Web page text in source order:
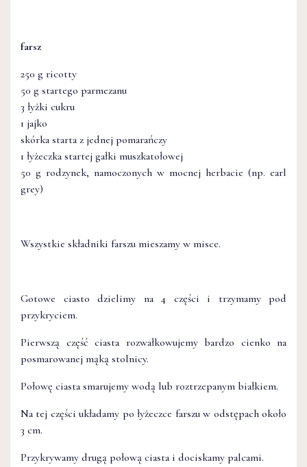
farsz
250 g ricotty
50 g startego parmezanu
3 łyżki cukru
1 jajko
skórka starta z jednej pomarańczy
1 łyżeczka startej gałki muszkatołowej
50 g rodzynek, namoczonych w mocnej herbacie (np. earl
grey)
Wszystkie składniki farszu mieszamy w misce.
Gotowe ciasto dzielimy na 4 części i trzymamy pod
przykryciem.
Pierwszą część ciasta rozwałkowujemy bardzo cienko na
posmarowanej mąką stolnicy.
Połowę ciasta smarujemy wodą lub roztrzepanym białkiem.
Na tej części układamy po łyżeczce farszu w odstępach około
3 cm.
Przykrywamy drugą połową ciasta i dociskamy palcami.